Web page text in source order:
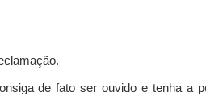
de fato ser ouvido e tenha a